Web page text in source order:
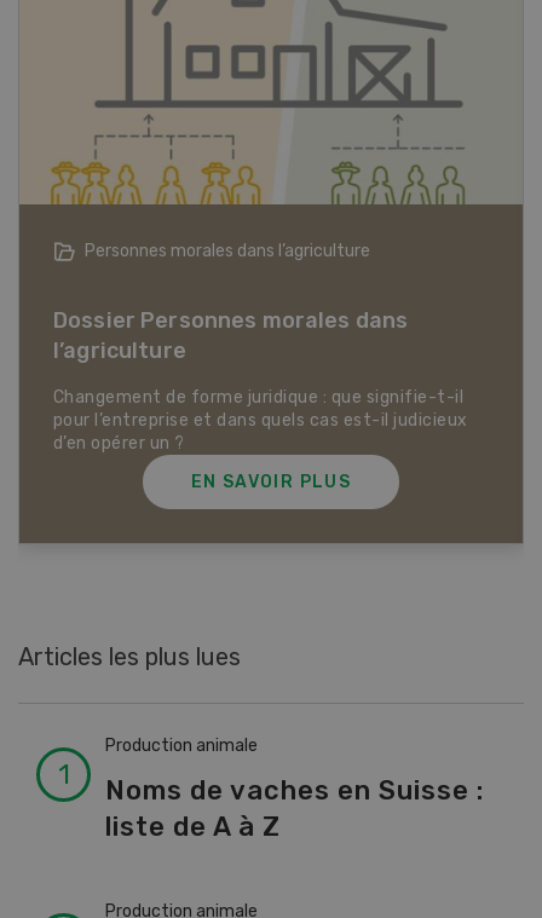
Articles biologiques
Dossier Articles biologiques
EN SAVOIR PLUS
Articles les plus lues
Production animale
Noms de vaches en Suisse :
liste de A à Z
Production animale